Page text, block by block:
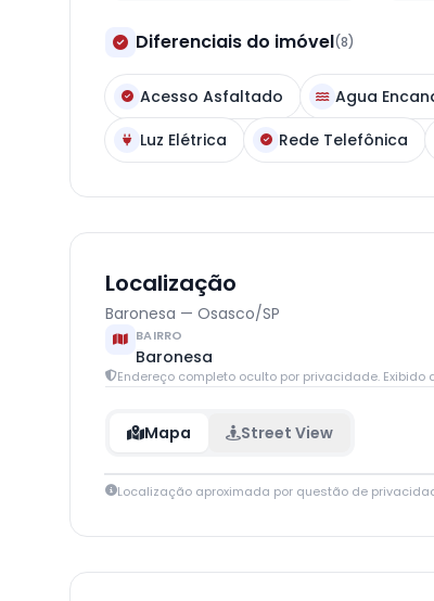
Diferenciais do imóvel(8)
Acesso Asfaltado Agua
Luz Elétrica
Rede Telefônica
Localização
Baronesa — Osasco/SP
BAIRRO
Baronesa
Endereço completo oculto por privacidade.
Mapa Street View
+
−
Localização aproximada por questão de